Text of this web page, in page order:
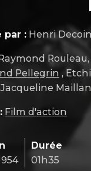
par : Henri Decoin
Rouleau,
Pellegrin ,
Maillan
Film d'action
Durée
01h35